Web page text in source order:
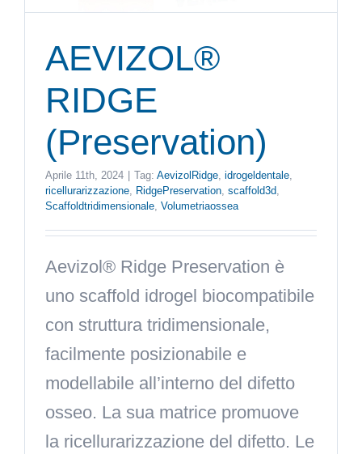
AEVIZOL®
RIDGE
(Preservation)
Aprile 11th, 2024 Tag: AevizolRidge idrogeldentale
ricellurarizzazione
RidgePreservation scaffold3d
Scaffoldtridimensionale Volumetriaossea
Aevizol® Ridge Preservation è
uno scaffold idrogel biocompatibile
con struttura tridimensionale,
facilmente posizionabile e
modellabile all’interno del difetto
osseo. La sua matrice promuove
la ricellurarizzazione del difetto. Le